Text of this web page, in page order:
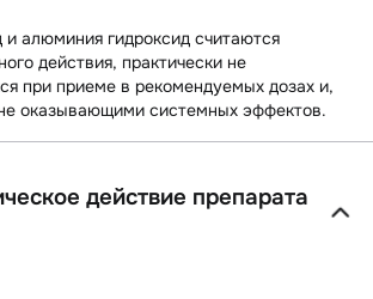
и алюминия гидроксид считаются
действия, практически не
при приеме в рекомендуемых дозах и,
оказывающими системных эффектов.
действие препарата